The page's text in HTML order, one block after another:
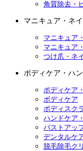
角質除去・
マニキュア・ネ
マニキュア
マニキュア
つけ爪・ネ
ボディケア・ハ
ボディケア
ボディケア
ボディスク
ハンドケア
バストアッ
デンタルケ
脱毛除毛ク